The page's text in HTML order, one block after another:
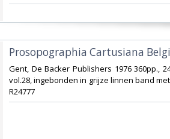
‎Prosopographia Cartusiana
‎Gent, De Backer Publishers 1976 360pp.,
vol.28, ingebonden in grijze linnen band
R24777‎